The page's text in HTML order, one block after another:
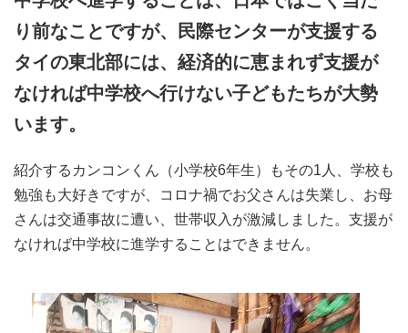
り前なことですが、民際センターが支援する
タイの東北部には、経済的に恵まれず支援が
なければ中学校へ行けない子どもたちが大勢
います。
紹介するカンコンくん（小学校6年生）もその1人、学校も
勉強も大好きですが、コロナ禍でお父さんは失業し、お母
さんは交通事故に遭い、世帯収入が激減しました。支援が
なければ中学校に進学することはできません。